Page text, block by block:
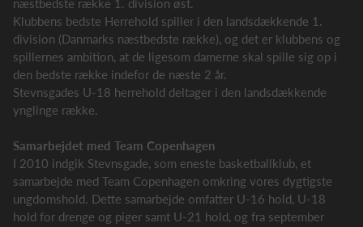
næstbedste række 1. division øst.
Klubbens bedste Herrehold spiller i den landsdækkende 1.
division (Danmarks næstbedste række), og det er klubbens og
spillernes ambition, at de ligesom damerne skal spille sig op i
den bedste række indefor de næste 2 år.
Stevnsgades U-18 herrehold deltager i den landsdækkende
ynglinge række.
Samarbejdet med Team Copenhagen
I 2010 indgik Stevnsgade, som eneste basketballklub, et
samarbejde med Team Copenhagen omkring vores dygtigste
ungdomshold. Dette samarbejde omfatter U-16 hold, U-18
hold for drenge og piger samt U-21 hold, og fra september